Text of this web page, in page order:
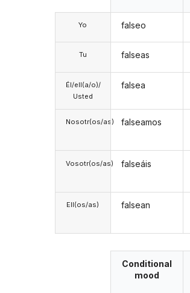
Yo
Tu
Él/ell(a/o)/
Usted
Nosotr(os/as)
Vosotr(os/as)
Ell(os/as)
falseo
falseas
falsea
falseamos
falseáis
falsean
Conditional
mood